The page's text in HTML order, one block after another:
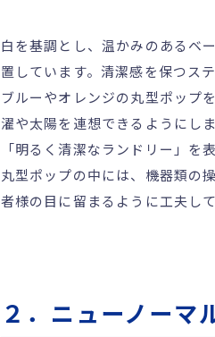
白を基調とし、温かみのあるベ
置しています。清潔感を保つス
ブルーやオレンジの丸型ポップ
濯や太陽を連想できるようにし
「明るく清潔なランドリー」を
丸型ポップの中には、機器類の
者様の目に留まるように工夫して
２．ニューノーマ